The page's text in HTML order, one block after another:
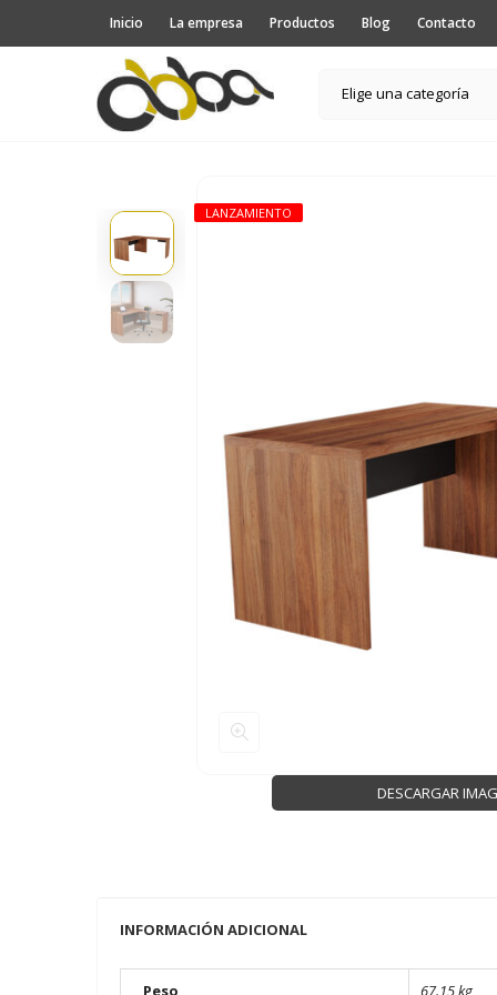
Inicio La empresa Productos Blog Contacto
Elige una categoría
LANZAMIENTO
DESCARGAR
INFORMACIÓN ADICIONAL
Peso 67.15 kg